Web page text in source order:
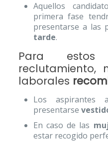
Aquellos
primera fase
presentarse a las
tarde.
Para estos
reclutamiento,
laborales
Los aspirantes
presentarse
En caso de las
estar recogido